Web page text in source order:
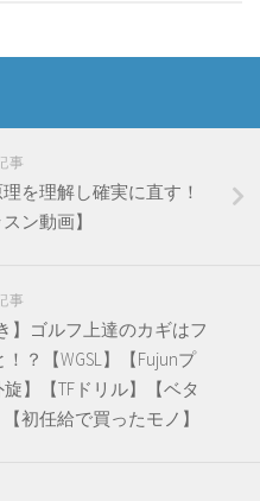
事
を理解し確実に直す！
ン動画】
事
】ゴルフ上達のカギはフ
？【WGSL】【Fujunプ
】【TFドリル】【ベタ
初任給で買ったモノ】